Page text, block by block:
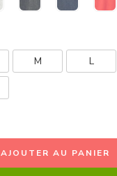
M L
AJOUTER AU PANIER